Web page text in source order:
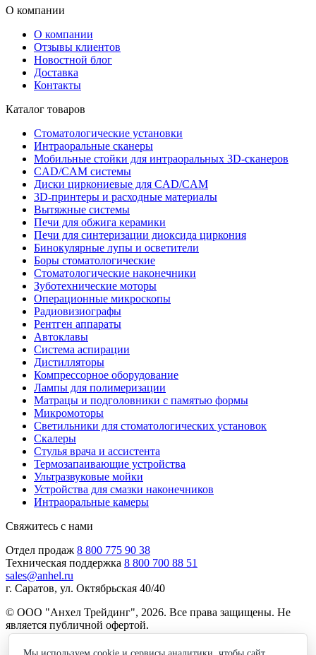
О компании
О компании
Отзывы клиентов
Новостной блог
Доставка
Контакты
Каталог товаров
Стоматологические установки
Интраоральные сканеры
Мобильные стойки для интраоральных 3D-сканеров
CAD/CAM системы
Диски циркониевые для CAD/CAM
3D-принтеры и расходные материалы
Вытяжные системы
Печи для обжига керамики
Печи для синтеризации диоксида циркония
Бинокулярные лупы и осветители
Боры стоматологические
Стоматологические наконечники
Зуботехнические моторы
Операционные микроскопы
Радиовизиографы
Рентген аппараты
Автоклавы
Система аспирации
Дистилляторы
Компрессорное оборудование
Лампы для полимеризации
Матрацы и подголовники с памятью формы
Микромоторы
Светильники для стоматологических установок
Скалеры
Стулья врача и ассистента
Термозапаивающие устройства
Ультразвуковые мойки
Устройства для смазки наконечников
Интраоральные камеры
Свяжитесь с нами
Отдел продаж 8 800 775 90 38
Техническая поддержка 8 800 700 88 51
sales@anhel.ru
г. Саратов, ул. Октябрьская 40/40
© ООО "Анхел Трейдинг", 2026. Все права защищены. Не
является публичной офертой.
Политика обработки персональных данных